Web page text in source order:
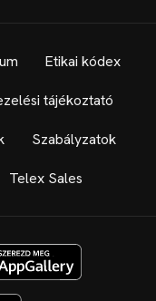
Etikai kódex
tájékoztató
Szabályzatok
Telex Sales